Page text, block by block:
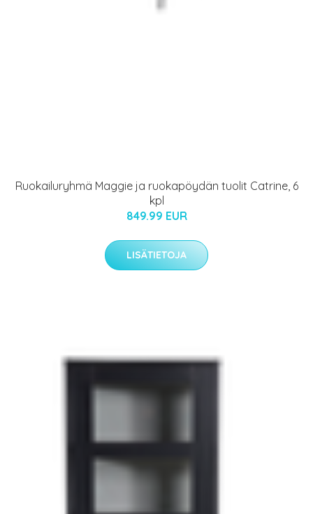
Ruokailuryhmä Maggie ja ruokapöydän tuolit Catrine, 6
kpl
849.99 EUR
LISÄTIETOJA